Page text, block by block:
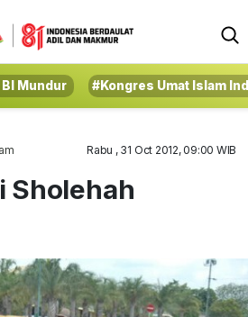
Mundur #Kongres Umat Islam
Rabu , 31 Oct 2012, 09:00 WIB
Sholehah